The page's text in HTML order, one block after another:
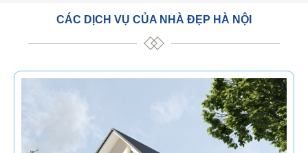
CÁC DỊCH VỤ CỦA NHÀ ĐẸP HÀ NỘI